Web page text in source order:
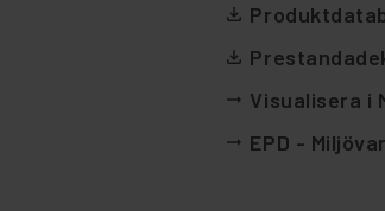
file_download
file_download
arrow_right_alt Visualisera i
arrow_right_alt EPD -